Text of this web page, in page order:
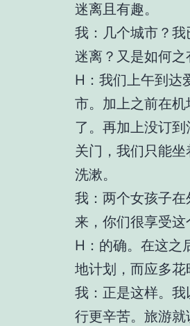
迷离且有趣。
我：几个城市？
迷离？又是如何之
H：我们上午到达
市。加上之前在
了。再加上没订
关门，我们只能
洗漱。
我：两个女孩子在
来，你们很享受这
H：的确。在这之
地计划，而应多花
我：正是这样。
行更辛苦。旅游就